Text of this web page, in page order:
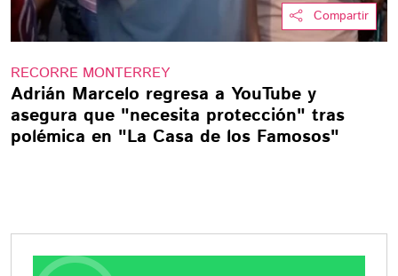
Compartir
RECORRE MONTERREY
Adrián Marcelo regresa a YouTube y
asegura que "necesita protección" tras
polémica en "La Casa de los Famosos"